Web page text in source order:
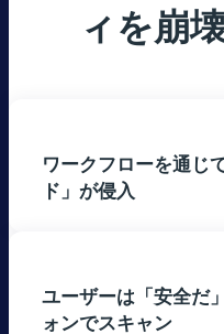
ィを崩
ワークフローを通じ
ド」が侵入
ユーザーは「安全だ
ォンでスキャン